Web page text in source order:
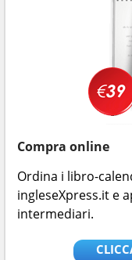
Compra online
Ordina i libro-
ingleseXpress.it e
intermediari.